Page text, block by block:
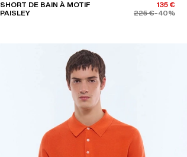
SHORT DE BAIN À MOTIF
PAISLEY
135 €
225 €-40%